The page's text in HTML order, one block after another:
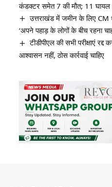
कंडक्टर समेत 7 की मौत; 11 घायल
उत्तराखंड में जमीन के लिए CM
‘अपने पहाड़ के लोगों के बीच रहना
टीडीपीएल की सभी परीक्षाएं
आश्वासन नहीं, ठोस कार्रवाई चाहिए